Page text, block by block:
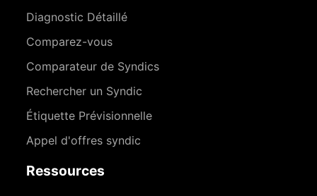
Diagnostic Détaillé
Comparez-vous
Comparateur de Syndics
Rechercher un Syndic
Étiquette Prévisionnelle
Appel d'offres syndic
Ressources